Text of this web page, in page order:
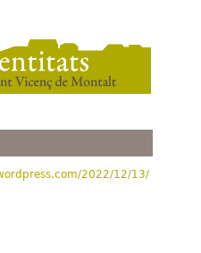
2022/12/13/